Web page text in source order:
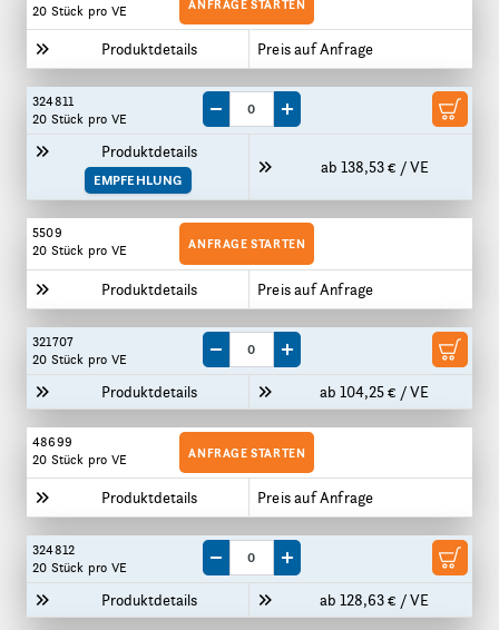
20 Stück pro VE
Produktdetails Preis auf Anfrage
ANFRAGE STARTEN
324811
20 Stück pro VE
Produktdetails
EMPFEHLUNG
ab 138,53 € / VE
Menge um eine VE reduzieren
Menge um eine VE erhöhen
5509
20 Stück pro VE
Produktdetails Preis auf Anfrage
ANFRAGE STARTEN
321707
20 Stück pro VE
Produktdetails ab 104,25 € / VE
Menge um eine VE reduzieren
Menge um eine VE erhöhen
48699
20 Stück pro VE
Produktdetails Preis auf Anfrage
ANFRAGE STARTEN
324812
20 Stück pro VE
Produktdetails ab 128,63 € / VE
Menge um eine VE reduzieren
Menge um eine VE erhöhen